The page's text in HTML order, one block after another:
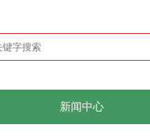
新闻中心